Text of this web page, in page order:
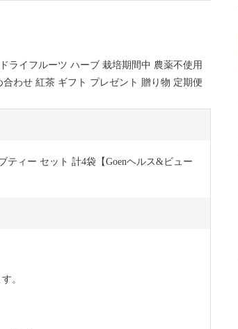
ライフルーツ ハーブ 栽培期間中 農薬不使用
わせ 紅茶 ギフト プレゼント 贈り物 定期便
ティー セット 計4袋【Goenヘルス&ビュー
。